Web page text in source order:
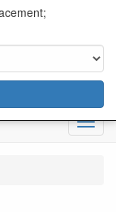
Menu